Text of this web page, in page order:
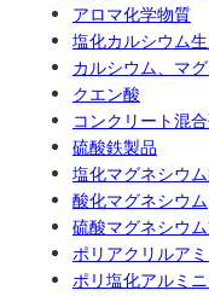
アロマ化学物質
塩化カルシウム
カルシウム、マ
クエン酸
コンクリート混
硫酸鉄製品
塩化マグネシウ
酸化マグネシウム
硫酸マグネシウ
ポリアクリルア
ポリ塩化アルミ